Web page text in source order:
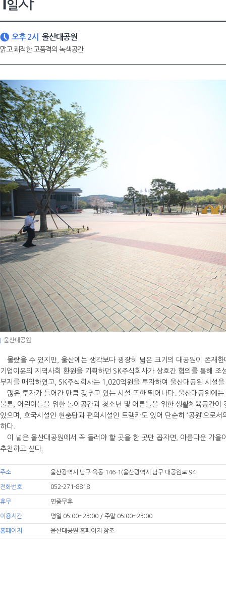
오후 2시 울산대공원
맑고 쾌적한 고품격의 녹색공간
| 울산대공원
몰랐을 수 있지만, 울산에는 생각보다 굉장히 넓은 크기의 대공원이 존재
기업이윤의 지역사회 환원을 기획하던 SK주식회사가 상호간 협의를 통해
부지를 매입하였고, SK주식회사는 1,020억원을 투자하여 울산대공원 시설
많은 투자가 들어간 만큼 갖추고 있는 시설 또한 뛰어나다. 울산대공원에
물론, 어린이들을 위한 놀이공간과 청소년 및 어른들을 위한 생활체육공간
있으며, 호국시설인 현충탑과 편의시설인 트램카도 있어 단순히 ‘공원’으로
하다.
이 넓은 울산대공원에서 꼭 들러야 할 곳을 한 곳만 꼽자면, 아름다운 가을
추천하고 싶다.
주소 울산광역시 남구 옥동 146-1(울산광역시 남구 대공원로 94
전화번호 052-271-8818
휴무 연중무휴
이용시간 평일 05:00~23:00 / 주말 05:00~23:00
홈페이지 울산대공원 홈페이지 참조